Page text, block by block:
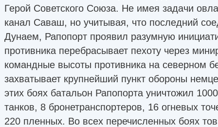
Герой Советского Союза. Не имея задачи
канал Саваш, но учитывая, что последний
Дунаем, Рапопорт проявил разумную
противника перебрасывает пехоту через
командные высоты противника на северном
захватывает крупнейший пункт обороны
этих боях батальон Рапопорта уничтожил
танков, 8 бронетранспортеров, 16 огневых
220 пленных. Во всех перечисленных боях